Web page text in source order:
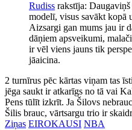
Rudiss rakstīja: Daugaviņš
modelī, visus savākt kopā
Aizsargi gan mums jau ir
dāņiem apsveikumi,
ir vēl viens jauns tik
jāaicina.
2 turnīrus pēc kārtas viņam tas
jēga saukt ir atkarīgs no tā vai
Pens tūlīt izkrīt. Ja Šilovs
Šilis brauc, vārtsargu trio ir
Ziņas EIROKAUSI NBA